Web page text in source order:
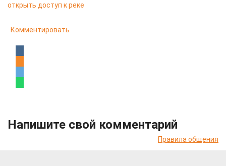
открыть доступ к реке
Комментировать
Напишите свой комментарий
Правила общения